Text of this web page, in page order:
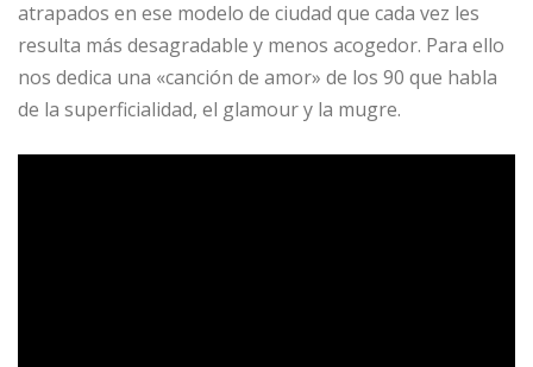
atrapados en ese modelo de ciudad que cada vez les
resulta más desagradable y menos acogedor. Para ello
nos dedica una «canción de amor» de los 90 que habla
de la superficialidad, el glamour y la mugre.